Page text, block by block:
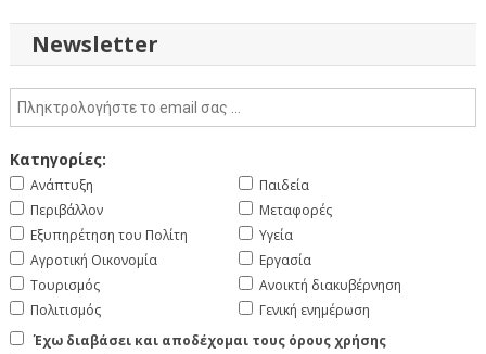
Newsletter
Κατηγορίες:
Ανάπτυξη
Περιβάλλον
Εξυπηρέτηση του Πολίτη
Αγροτική Οικονομία
Τουρισμός
Πολιτισμός
Παιδεία
Μεταφορές
Υγεία
Εργασία
Ανοικτή διακυβέρνηση
Γενική ενημέρωση
Έχω διαβάσει και αποδέχομαι τους όρους χρήσης